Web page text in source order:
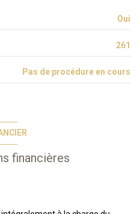
Oui
261
Pas de procédure en cours
financières